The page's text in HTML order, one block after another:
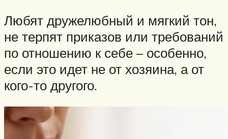
Любят дружелюбный и мягкий тон,
не терпят приказов или требований
по отношению к себе – особенно,
если это идет не от хозяина, а от
кого-то другого.